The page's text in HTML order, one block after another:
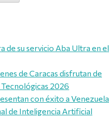
de su servicio Aba Ultra en el
de Caracas disfrutan de
2026
con éxito a Venezuela
de Inteligencia Artificial